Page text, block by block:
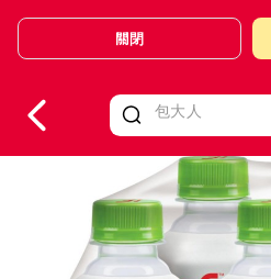
Valid Until 30 June 2026
關閉